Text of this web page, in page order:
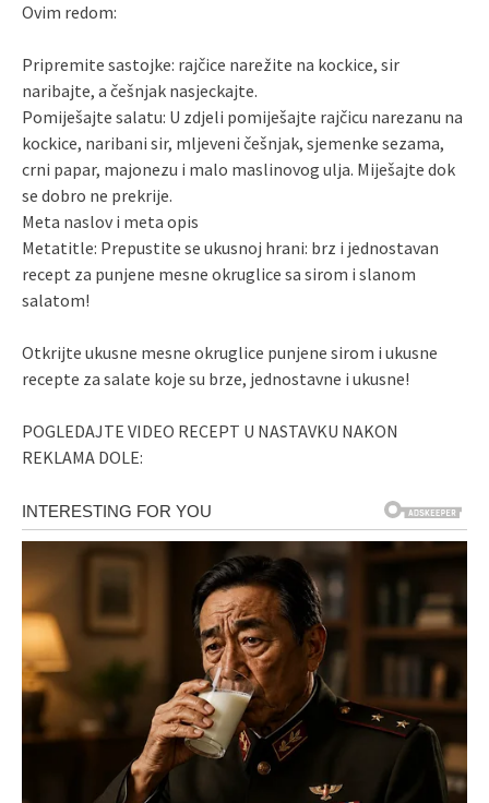
Ovim redom:
Pripremite sastojke: rajčice narežite na kockice, sir
naribajte, a češnjak nasjeckajte.
Pomiješajte salatu: U zdjeli pomiješajte rajčicu narezanu na
kockice, naribani sir, mljeveni češnjak, sjemenke sezama,
crni papar, majonezu i malo maslinovog ulja. Miješajte dok
se dobro ne prekrije.
Meta naslov i meta opis
Metatitle: Prepustite se ukusnoj hrani: brz i jednostavan
recept za punjene mesne okruglice sa sirom i slanom
salatom!
Otkrijte ukusne mesne okruglice punjene sirom i ukusne
recepte za salate koje su brze, jednostavne i ukusne!
POGLEDAJTE VIDEO RECEPT U NASTAVKU NAKON
REKLAMA DOLE: